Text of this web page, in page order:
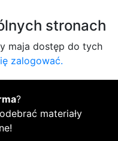
stronach
maja dostęp do tych
zalogować.
?
materiały